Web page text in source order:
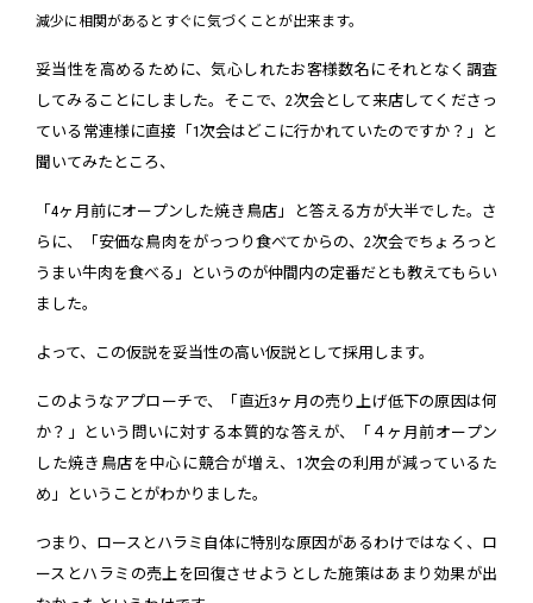
減少に相関があるとすぐに気づくことが出来ます。
妥当性を高めるために、気心しれたお客様数名にそれとなく調査
してみることにしました。そこで、2次会として来店してくださっ
ている常連様に直接「1次会はどこに行かれていたのですか？」と
聞いてみたところ、
「4ヶ月前にオープンした焼き鳥店」と答える方が大半でした。さ
らに、「安価な鳥肉をがっつり食べてからの、2次会でちょろっと
うまい牛肉を食べる」というのが仲間内の定番だとも教えてもらい
ました。
よって、この仮説を妥当性の高い仮説として採用します。
このようなアプローチで、「直近3ヶ月の売り上げ低下の原因は何
か？」という問いに対する本質的な答えが、「４ヶ月前オープン
した焼き鳥店を中心に競合が増え、1次会の利用が減っているた
め」ということがわかりました。
つまり、ロースとハラミ自体に特別な原因があるわけではなく、ロ
ースとハラミの売上を回復させようとした施策はあまり効果が出